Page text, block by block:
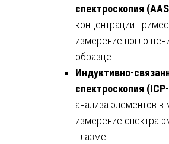
спектроскопия
концентрации
измерение
образце.
Индуктивно-
спектроскопия
анализа элементов в
измерение спектра
плазме.